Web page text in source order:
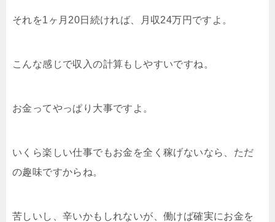
それを1ヶ月20日続ければ、月収24万円ですよ。
こんな感じで収入の計算もしやすいですね。
お金ってやっぱり大事ですよ。
いくら楽しい仕事でもお金を全く稼げないなら、ただ
の趣味ですからね。
苦しいし、辛いかもしれないが、働けば確実にお金を